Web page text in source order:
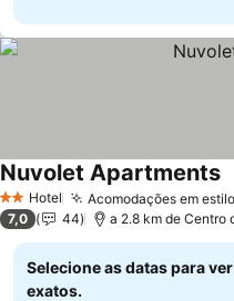
2 Estrelas
Hotel Acomodações em
Nuvolet Apartments
7,0 44 a 2.8 km de Centro
Selecione as datas para
exatos.